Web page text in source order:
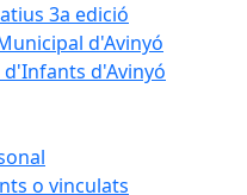
3a edició
d'Avinyó
d'Avinyó
o vinculats